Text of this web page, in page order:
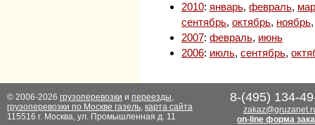
2010: январь, февраль,
сентябрь, октябрь, ноябрь
2007: февраль, июнь
2006: июль, сентябрь,
© 2006-2026 грузоперевозки и переезды,
грузоперевозки по Москве газель, карта сайта
115516 г. Москва, ул. Промышленная д. 11
8-(495) 134-
on-line форма